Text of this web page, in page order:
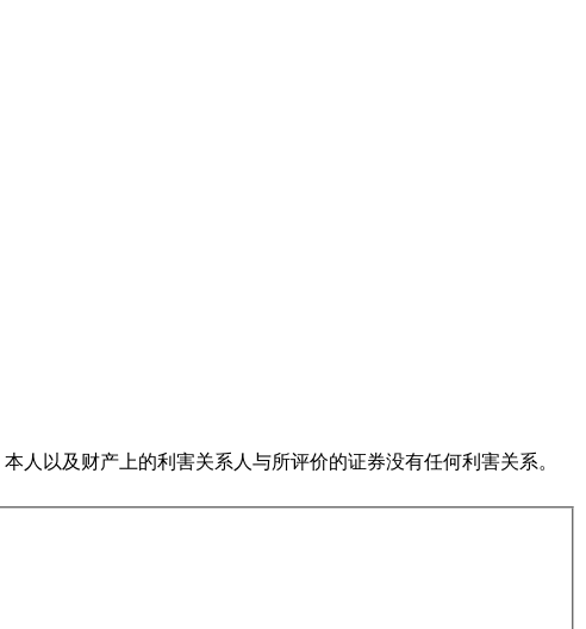
人以及财产上的利害关系人与所评价的证券没有任何利害关系。